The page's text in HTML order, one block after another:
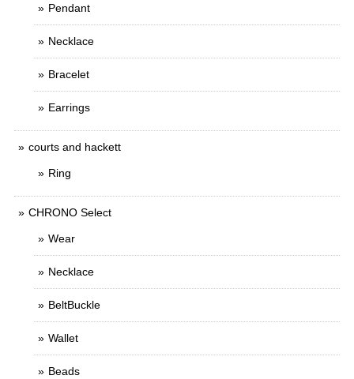
Pendant
Necklace
Bracelet
Earrings
courts and hackett
Ring
CHRONO Select
Wear
Necklace
BeltBuckle
Wallet
Beads